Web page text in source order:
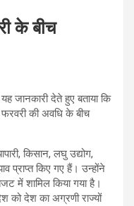
के बीच
जानकारी देते हुए बताया कि
की अवधि के बीच
किसान, लघु उद्योग,
प्राप्त किए गए हैं। उन्होंने
में शामिल किया गया है।
को देश का अग्रणी राज्यों